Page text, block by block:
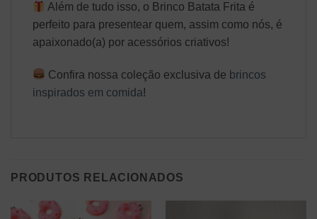
Além de tudo isso, o Brinco Batata Frita é
perfeito para presentear quem, assim como nós, é
apaixonado(a) por acessórios criativos!
Confira nossa coleção exclusiva de brincos
inspirados em comida!
PRODUTOS RELACIONADOS